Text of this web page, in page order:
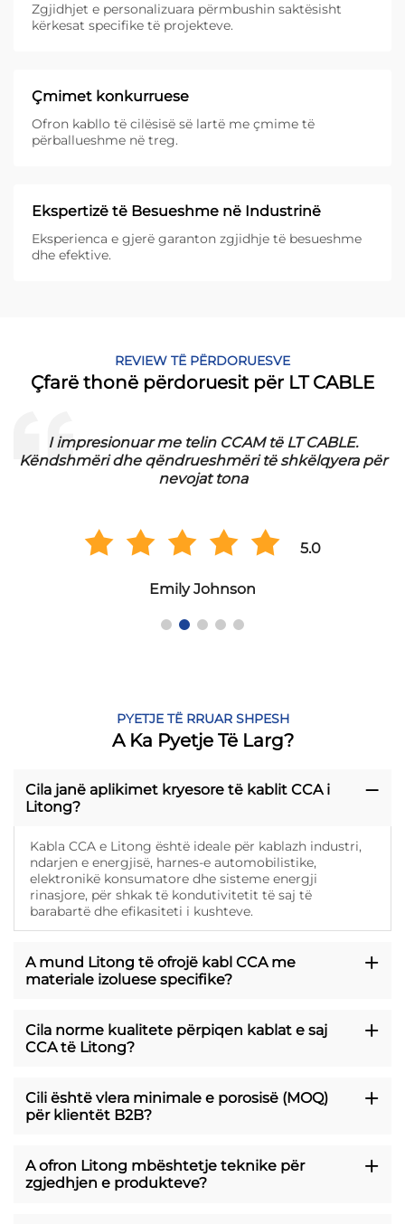
Zgjidhjet e personalizuara përmbushin saktësisht
kërkesat specifike të projekteve.
Çmimet konkurruese
Ofron kabllo të cilësisë së lartë me çmime të
përballueshme në treg.
Ekspertizë të Besueshme në Industrinë
Eksperienca e gjerë garanton zgjidhje të besueshme
dhe efektive.
REVIEW TË PËRDORUESVE
Çfarë thonë përdoruesit për LT CABLE
I impresionuar me telin CCAM të LT CABLE.
Këndshmëri dhe qëndrueshmëri të shkëlqyera për
nevojat tona
5.0
Emily Johnson
PYETJE TË RRUAR SHPESH
A Ka Pyetje Të Larg?
Cila janë aplikimet kryesore të kablit CCA i
Litong?
Kabla CCA e Litong është ideale për kablazh industri,
ndarjen e energjisë, harnes-e automobilistike,
elektronikë konsumatore dhe sisteme energji
rinasjore, për shkak të kondutivitetit të saj të
barabartë dhe efikasiteti i kushteve.
A mund Litong të ofrojë kabl CCA me
materiale izoluese specifike?
Cila norme kualitete përpiqen kablat e saj
CCA të Litong?
Cili është vlera minimale e porosisë (MOQ)
për klientët B2B?
A ofron Litong mbështetje teknike për
zgjedhjen e produkteve?